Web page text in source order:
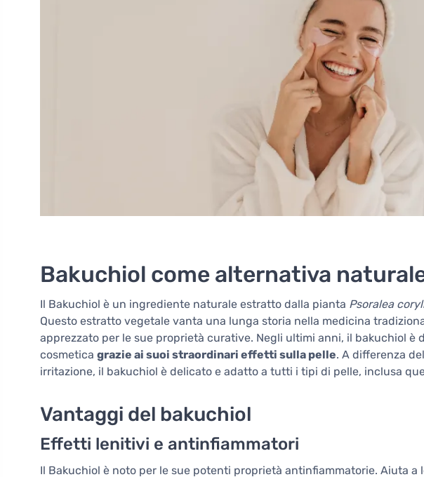
Bakuchiol come alternativa
Il Bakuchiol è un ingrediente naturale estratto dalla pianta Psoralea
Questo estratto vegetale vanta una lunga storia nella medicina
apprezzato per le sue proprietà curative. Negli ultimi anni, il bakuchiol è
cosmetica grazie ai suoi straordinari effetti sulla pelle. A differenza del
irritazione, il bakuchiol è delicato e adatto a tutti i tipi di pelle, inclusa
Vantaggi del bakuchiol
Effetti lenitivi e antinfiammatori
Il Bakuchiol è noto per le sue potenti proprietà antinfiammatorie. Aiuta a